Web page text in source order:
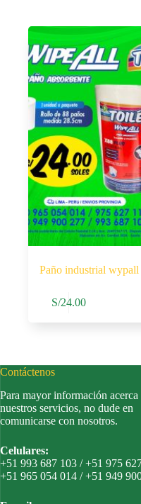
Paño industrial
S/24.00
Contáctenos
Para mayor información acerca
nuestros servicios, no dude en
comunicarse con nosotros.
Celulares:
+51 993 687 103 / +51 975
+51 965 054 014 / +51 949